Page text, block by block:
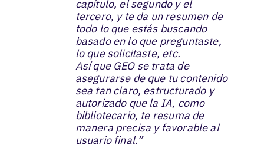
capítulo, el segundo y el
tercero, y te da un resumen de
todo lo que estás buscando
basado en lo que preguntaste,
lo que solicitaste, etc.
Así que GEO se trata de
asegurarse de que tu contenido
sea tan claro, estructurado y
autorizado que la IA, como
bibliotecario, te resuma de
manera precisa y favorable al
usuario final.”